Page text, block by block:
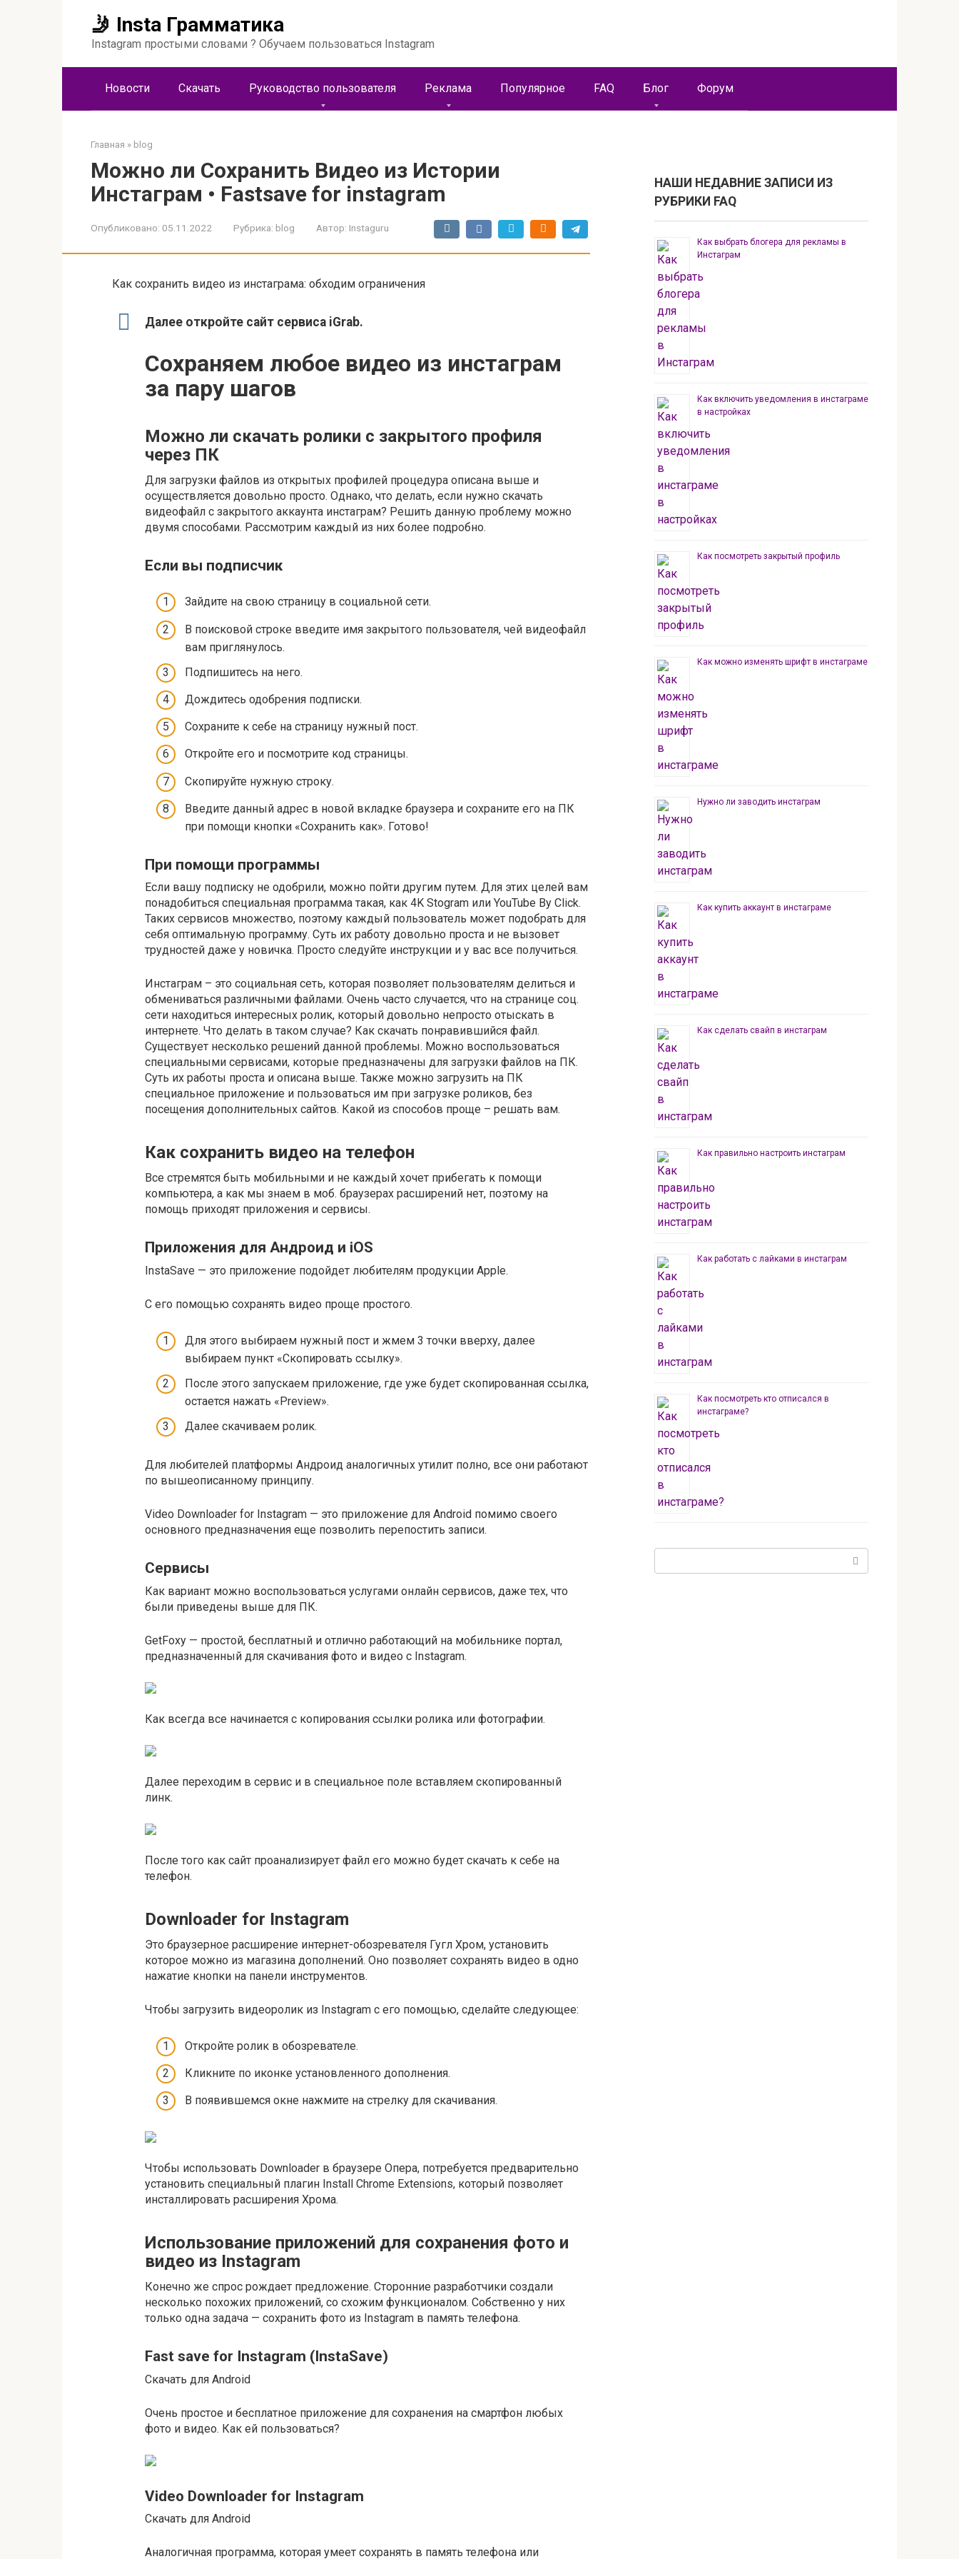
🤳 Insta Грамматика
Instagram простыми словами ? Обучаем пользоваться Instagram
Новости Скачать Руководство пользователя Реклама Популярное FAQ Блог Форум
Главная » blog
Можно ли Сохранить Видео из Истории
Инстаграм • Fastsave for instagram
Опубликовано: 05.11.2022 Рубрика: blog Автор: Instaguru
Как сохранить видео из инстаграма: обходим ограничения
Далее откройте сайт сервиса iGrab.
Сохраняем любое видео из инстаграм
за пару шагов
Можно ли скачать ролики с закрытого профиля
через ПК
Для загрузки файлов из открытых профилей процедура описана выше и
осуществляется довольно просто. Однако, что делать, если нужно скачать
видеофайл с закрытого аккаунта инстаграм? Решить данную проблему можно
двумя способами. Рассмотрим каждый из них более подробно.
Если вы подписчик
Зайдите на свою страницу в социальной сети.
В поисковой строке введите имя закрытого пользователя, чей видеофайл
вам приглянулось.
Подпишитесь на него.
Дождитесь одобрения подписки.
Сохраните к себе на страницу нужный пост.
Откройте его и посмотрите код страницы.
Скопируйте нужную строку.
Введите данный адрес в новой вкладке браузера и сохраните его на ПК
при помощи кнопки «Сохранить как». Готово!
При помощи программы
Если вашу подписку не одобрили, можно пойти другим путем. Для этих целей вам
понадобиться специальная программа такая, как 4K Stogram или YouTube By Click.
Таких сервисов множество, поэтому каждый пользователь может подобрать для
себя оптимальную программу. Суть их работу довольно проста и не вызовет
трудностей даже у новичка. Просто следуйте инструкции и у вас все получиться.
Инстаграм – это социальная сеть, которая позволяет пользователям делиться и
обмениваться различными файлами. Очень часто случается, что на странице соц.
сети находиться интересных ролик, который довольно непросто отыскать в
интернете. Что делать в таком случае? Как скачать понравившийся файл.
Существует несколько решений данной проблемы. Можно воспользоваться
специальными сервисами, которые предназначены для загрузки файлов на ПК.
Суть их работы проста и описана выше. Также можно загрузить на ПК
специальное приложение и пользоваться им при загрузке роликов, без
посещения дополнительных сайтов. Какой из способов проще – решать вам.
Как сохранить видео на телефон
Все стремятся быть мобильными и не каждый хочет прибегать к помощи
компьютера, а как мы знаем в моб. браузерах расширений нет, поэтому на
помощь приходят приложения и сервисы.
Приложения для Андроид и iOS
InstaSave — это приложение подойдет любителям продукции Apple.
C его помощью сохранять видео проще простого.
Для этого выбираем нужный пост и жмем 3 точки вверху, далее
выбираем пункт «Скопировать ссылку».
После этого запускаем приложение, где уже будет скопированная ссылка,
остается нажать «Preview».
Далее скачиваем ролик.
Для любителей платформы Андроид аналогичных утилит полно, все они работают
по вышеописанному принципу.
Video Downloader for Instagram — это приложение для Android помимо своего
основного предназначения еще позволить перепостить записи.
Cервисы
Как вариант можно воспользоваться услугами онлайн сервисов, даже тех, что
были приведены выше для ПК.
GetFoxy — простой, бесплатный и отлично работающий на мобильнике портал,
предназначенный для скачивания фото и видео с Instagram.
Как всегда все начинается с копирования ссылки ролика или фотографии.
Далее переходим в сервис и в специальное поле вставляем скопированный
линк.
После того как сайт проанализирует файл его можно будет скачать к себе на
телефон.
Downloader for Instagram
Это браузерное расширение интернет-обозревателя Гугл Хром, установить
которое можно из магазина дополнений. Оно позволяет сохранять видео в одно
нажатие кнопки на панели инструментов.
Чтобы загрузить видеоролик из Instagram с его помощью, сделайте следующее:
Откройте ролик в обозревателе.
Кликните по иконке установленного дополнения.
В появившемся окне нажмите на стрелку для скачивания.
Чтобы использовать Downloader в браузере Опера, потребуется предварительно
установить специальный плагин Install Chrome Extensions, который позволяет
инсталлировать расширения Хрома.
Использование приложений для сохранения фото и
видео из Instagram
Конечно же спрос рождает предложение. Сторонние разработчики создали
несколько похожих приложений, со схожим функционалом. Собственно у них
только одна задача — сохранить фото из Instagram в память телефона.
Fast save for Instagram (InstaSave)
Скачать для Android
Очень простое и бесплатное приложение для сохранения на смартфон любых
фото и видео. Как ей пользоваться?
Video Downloader for Instagram
Скачать для Android
Аналогичная программа, которая умеет сохранять в память телефона или
НАШИ НЕДАВНИЕ ЗАПИСИ ИЗ
РУБРИКИ FAQ
Как выбрать блогера для рекламы в
Инстаграм
Как включить уведомления в инстаграме
в настройках
Как посмотреть закрытый профиль
Как можно изменять шрифт в инстаграме
Нужно ли заводить инстаграм
Как купить аккаунт в инстаграме
Как сделать свайп в инстаграм
Как правильно настроить инстаграм
Как работать с лайками в инстаграм
Как посмотреть кто отписался в
инстаграме?